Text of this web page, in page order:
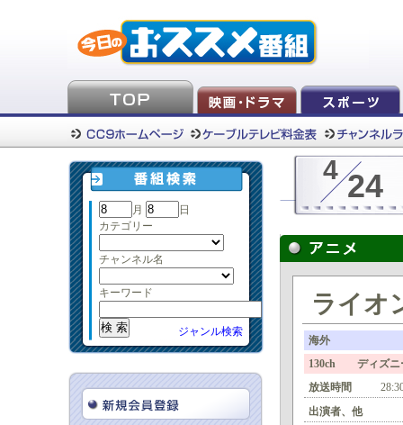
月
日
カテゴリー
チャンネル名
キーワード
ジャンル検索
4 24
ライオ
海外
130ch ディズニ
放送時間
出演者、他